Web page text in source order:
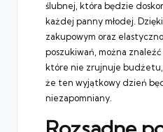
ślubnej, która będzie
każdej panny młodej.
zakupowym oraz
poszukiwań, można
które nie zrujnuje budżetu,
że ten wyjątkowy dzień
niezapomniany.